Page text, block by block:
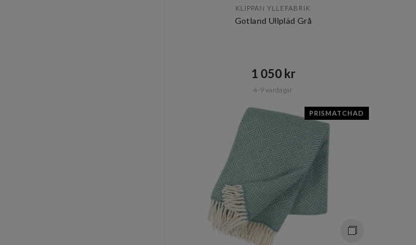
KLIPPAN YLLEFABRIK
Gotland Ullpläd Grå
1 050 kr​​
4-9 vardagar
PRISMATCHAD